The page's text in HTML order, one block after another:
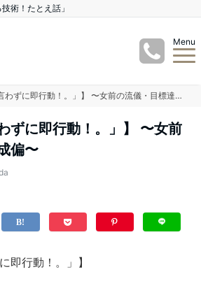
術！たとえ話」
Menu
【「四の五の言わずに即行動！。」】 〜女前の流儀・目標達成偏〜
ずに即行動！。」】 〜女前
偏〜
即行動！。」】